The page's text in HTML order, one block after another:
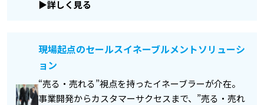
▶詳しく見る
現場起点のセールスイネーブルメントソリューシ
ョン
“売る・売れる”視点を持ったイネーブラーが介在。
事業開発からカスタマーサクセスまで、”売る・売れ